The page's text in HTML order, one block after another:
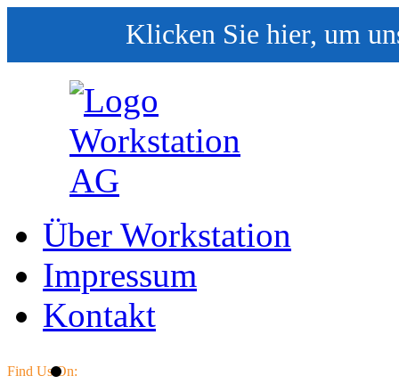
Klicken Sie hier, um
Über Workstation
Impressum
Kontakt
Find Us On: